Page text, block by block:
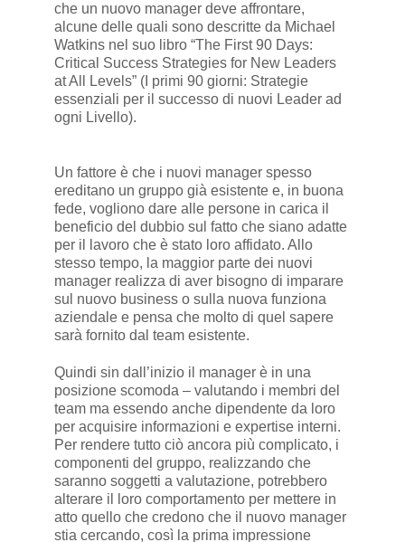
che un nuovo manager deve affrontare,
alcune delle quali sono descritte da Michael
Watkins nel suo libro “The First 90 Days:
Critical Success Strategies for New Leaders
at All Levels” (I primi 90 giorni: Strategie
essenziali per il successo di nuovi Leader ad
ogni Livello).
Un fattore è che i nuovi manager spesso
ereditano un gruppo già esistente e, in buona
fede, vogliono dare alle persone in carica il
beneficio del dubbio sul fatto che siano adatte
per il lavoro che è stato loro affidato. Allo
stesso tempo, la maggior parte dei nuovi
manager realizza di aver bisogno di imparare
sul nuovo business o sulla nuova funziona
aziendale e pensa che molto di quel sapere
sarà fornito dal team esistente.
Quindi sin dall’inizio il manager è in una
posizione scomoda – valutando i membri del
team ma essendo anche dipendente da loro
per acquisire informazioni e expertise interni.
Per rendere tutto ciò ancora più complicato, i
componenti del gruppo, realizzando che
saranno soggetti a valutazione, potrebbero
alterare il loro comportamento per mettere in
atto quello che credono che il nuovo manager
stia cercando, così la prima impressione